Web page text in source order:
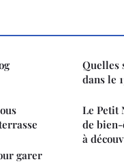
garer
Quelles
dans le
Le Petit
de
à